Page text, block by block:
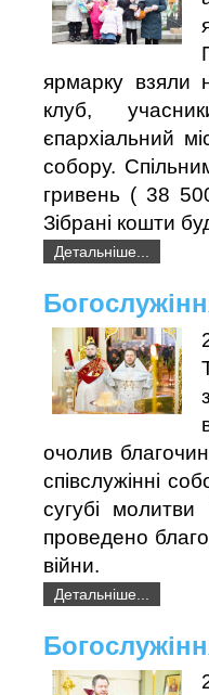
ярмарку взяли
клуб,
єпархіальний
собору.
гривень ( 38
Зібрані кошти
Детальніше...
очолив
співслужінні
сугубі
проведено
війни.
Детальніше...